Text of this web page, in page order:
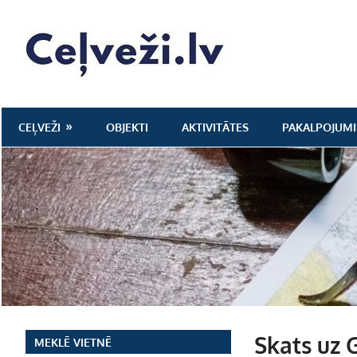
content
CEĻVEŽI OBJEKTI AKTIVITĀTES PAKALPOJUMI
Skats uz
MEKLĒ VIETNĒ